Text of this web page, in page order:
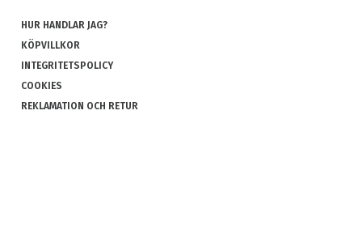
HUR HANDLAR JAG?
KÖPVILLKOR
INTEGRITETSPOLICY
COOKIES
REKLAMATION OCH RETUR